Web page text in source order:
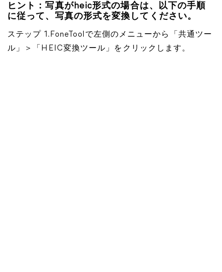
ヒント：写真がheic形式の場合は、以下の手順
に従って、写真の形式を変換してください。
ステップ 1.FoneToolで左側のメニューから「共通ツー
ル」＞「HEIC変換ツール」をクリックします。